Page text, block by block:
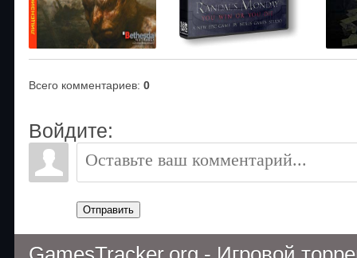
Всего комментариев: 0
Войдите:
Отправить